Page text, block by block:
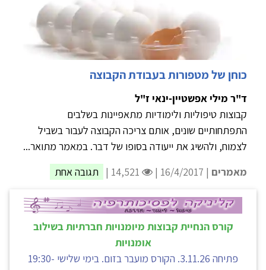
כוחן של מטפורות בעבודת הקבוצה
ד"ר מילי אפשטיין-ינאי ז"ל
קבוצות טיפוליות ולימודיות מתאפיינות בשלבים
התפתחותיים שונים, אותם צריכה הקבוצה לעבור בשביל
לצמוח, ולהשיג את ייעודה בסופו של דבר. במאמר מתואר...
מאמרים | 16/4/2017 | תגובה אחת
קורס הנחיית קבוצות מיומנויות חברתיות בשילוב
אומנויות
פתיחה 3.11.26. הקורס מועבר בזום. בימי שלישי 19:30-